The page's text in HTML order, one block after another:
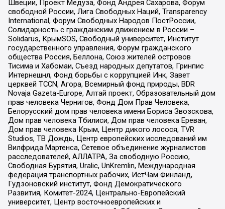
Швеции, Проект Медуза, Фонд Андрея Сахарова, Форум
свободной России, Лига Свободных Наций, Transparеncy
International, Форум Свободных Народов ПостРоссии,
Солидарность с гражданским движением в России –
Solidarus, КрымSOS, Свободный университет, Институт
государственного управления, Форум гражданского
общества Россия, Беллона, Союз жителей островов
Тисима и Хабомаи, Съезд народных депутатов, Гринпис
Интернешнл, Фонд борьбы с коррупцией Инк, Завет
церквей TCCN, Агора, Всемирный фонд природы, BDR
Novaja Gazeta-Europe, Алтай проект, Образовательный дом
прав человека Чернигов, Фонд Дом Прав Человека,
Белорусский дом прав человека имени Бориса Звозскова,
Дом прав человека Тбилиси, Дом прав человека Ереван,
Дом прав человека Крым, Центр дикого лосося, TVR
Studios, ТВ Дождь, Центр европейских исследований им
Вилфрида Мартенса, Сетевое объединение журналистов
расследователей, АЛЛАТРА, За свободную Россию,
Свободная Бурятия, Uralic, UnKremlin, Международная
федерация транспортных рабочих, ИстЧам Финланд,
Гудзоновский институт, Фонд Демократического
Развития, Комитет-2024, Центрально-Европейский
университет, Центр восточноевропейских и